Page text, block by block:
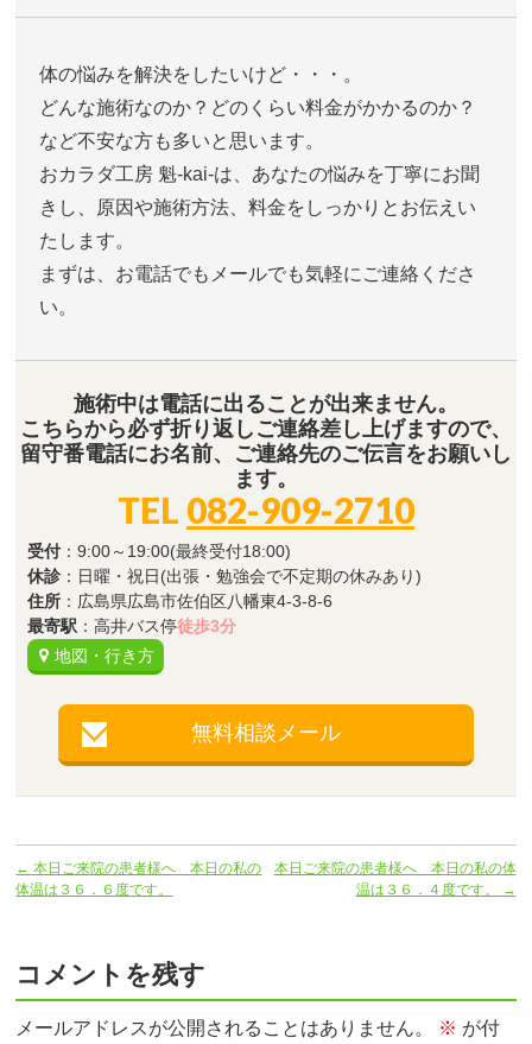
体の悩みを解決をしたいけど・・・。
どんな施術なのか？どのくらい料金がかかるのか？
など不安な方も多いと思います。
おカラダ工房 魁-kai-は、あなたの悩みを丁寧にお聞
きし、原因や施術方法、料金をしっかりとお伝えい
たします。
まずは、お電話でもメールでも気軽にご連絡くださ
い。
施術中は電話に出ることが出来ません。
こちらから必ず折り返しご連絡差し上げますので、
留守番電話にお名前、ご連絡先のご伝言をお願いし
ます。
TEL 082-909-2710
受付 ：9:00～19:00(最終受付18:00)
休診 ：日曜・祝日(出張・勉強会で不定期の休みあり)
住所 ：広島県広島市佐伯区八幡東4-3-8-6
最寄駅 ：高井バス停徒歩3分
地図・行き方
無料相談メール
← 本日ご来院の患者様へ 本日の私の
体温は３６．６度です。
本日ご来院の患者様へ 本日の私の体
温は３６．４度です。
→
コメントを残す
メールアドレスが公開されることはありません。 ※ が付